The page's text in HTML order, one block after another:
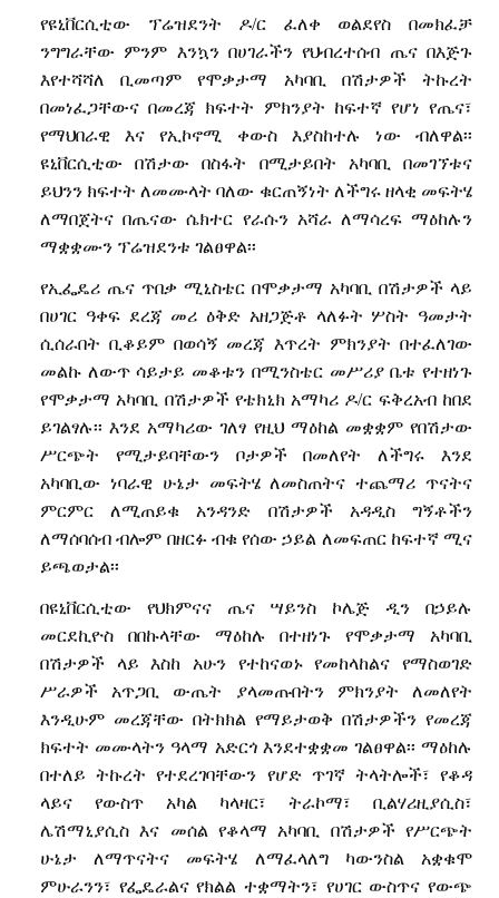
የዩኒቨርሲቲው ፕሬዝደንት ዶ/ር ፈለቀ ወልደየስ በመክፈቻ
ንግግራቸው ምንም እንኳን በሀገራችን የህብረተሰብ ጤና በእጅጉ
እየተሻሻለ ቢመጣም የሞቃታማ አካባቢ በሽታዎች ትኩረት
በመነፈጋቸውና በመረጃ ክፍተት ምክንያት ከፍተኛ የሆነ የጤና፣
የማህበራዊ እና የኢኮኖሚ ቀውስ እያስከተሉ ነው ብለዋል፡፡
ዩኒቨርሲቲው በሽታው በስፋት በሚታይበት አካባቢ በመገኘቱና
ይህንን ክፍተት ለመሙላት ባለው ቁርጠኝነት ለችግሩ ዘላቂ መፍትሄ
ለማበጀትናበጤናው ሴክተር የራሱን አሻራ ለማሳረፍ ማዕከሉን
ማቋቋሙን ፕሬዝደንቱ ገልፀዋል፡፡
የኢፌዴሪ ጤና ጥበቃ ሚኒስቴር በሞቃታማ አካባቢ በሽታዎች ላይ
በሀገር ዓቀፍ ደረጃ መሪ ዕቅድ አዘጋጅቶ ላለፉት ሦስት ዓመታት
ሲሰራበት ቢቆይም በወሳኝ መረጃ እጥረት ምክንያት በተፈለገው
መልኩ ለውጥ ሳይታይ መቆቱን በሚንስቴር መሥሪያ ቤቱ የተዘነጉ
የሞቃታማ አካባቢ በሽታዎች የቴክኒክ አማካሪ ዶ/ር ፍቅረአብ ከበደ
ይገልፃሉ፡፡ እንደ አማካሪው ገለፃ የዚህ ማዕከል መቋቋም የበሽታው
ሥርጭት የሚታይባቸውን ቦታዎች በመለየት ለችግሩ እንደ
አካባቢው ነባራዊ ሁኔታ መፍትሄ ለመስጠትና ተጨማሪ ጥናትና
ምርምር ለሚጠይቁ አንዳንድ በሽታዎች አዳዲስ ግኝቶችን
ለማሰባሰብ ብሎም በዘርፉ ብቁ የሰው ኃይል ለመፍጠር ከፍተኛ ሚና
ይጫወታል፡፡
በዩኒቨርሲቲው የህክምናና ጤና ሣይንስ ኮሌጅ ዲን በኃይሉ
መርደኪዮስ በበኩላቸው ማዕከሉ በተዘነጉ የሞቃታማ አካባቢ
በሽታዎች ላይ እስከ አሁን የተከናወኑ የመከላከልና የማስወገድ
ሥራዎች አጥጋቢ ውጤት ያላመጡበትን ምክንያት ለመለየት
እንዲሁም መረጃቸው በትክክል የማይታወቅ በሽታዎችን የመረጃ
ክፍተት መሙላትን ዓላማ አድርጎ እንደተቋቋመ ገልፀዋል፡፡ ማዕከሉ
በተለይ ትኩረት የተደረገባቸውን የሆድ ጥገኛ ትላትሎች፣ የቆዳ
ላይና የውስጥ አካል ካላዛር፣ ትራኮማ፣ ቢልሃሪዚያሲስ፣
ሌሽማኒያሲስ እና መሰል የቆላማ አካባቢ በሽታዎች የሥርጭት
ሁኔታ ለማጥናትና መፍትሄ ለማፈላለግ ካውንስል አቋቁሞ
ምሁራንን፣ የፌዴራልና የክልል ተቋማትን፣ የሀገር ውስጥና የውጭ